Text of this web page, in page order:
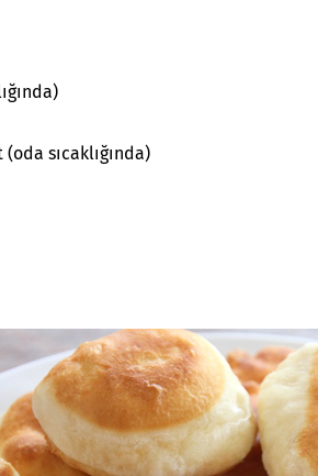
sıcaklığında)